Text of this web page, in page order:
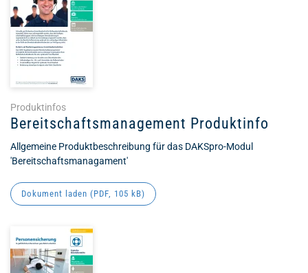
Produktinfos
Bereitschaftsmanagement Produktinfo
Allgemeine Produktbeschreibung für das DAKSpro-Modul
'Bereitschaftsmanagament'
Dokument laden (PDF, 105 kB)